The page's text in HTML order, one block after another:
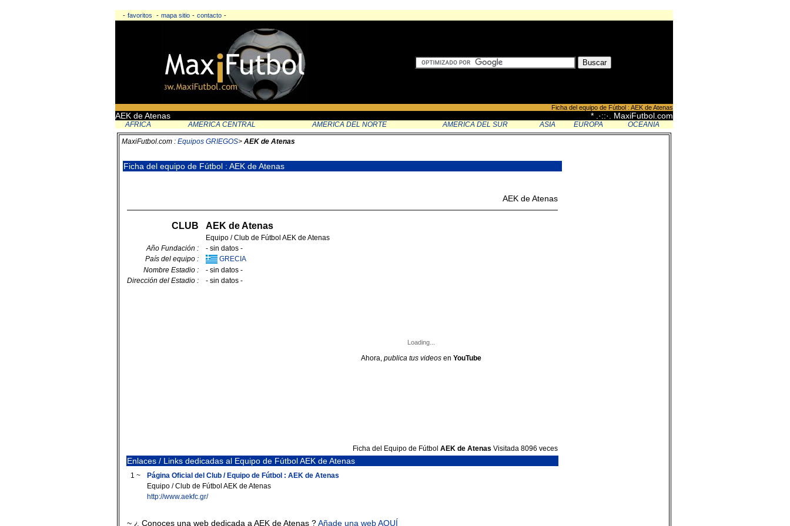
- favoritos - mapa sitio - contacto -
Ficha del equipo de Fútbol : AEK de Atenas
AEK de Atenas * .·::·. MaxiFutbol.com
AFRICA AMERICA CENTRAL AMERICA DEL NORTE AMERICA DEL SUR ASIA EUROPA OCEANIA
MaxiFutbol.com : Equipos GRIEGOS> AEK de Atenas
Ficha del equipo de Fútbol : AEK de Atenas
AEK de Atenas
CLUB AEK de Atenas
Equipo / Club de Fútbol AEK de Atenas
Año Fundación :
- sin datos -
País del equipo :
GRECIA
Nombre Estadio :
- sin datos -
Dirección del Estadio :
- sin datos -
Loading...
Ahora, publica tus videosen YouTube
Ficha del Equipo de Fútbol AEK de Atenas Visitada 8096 veces
Enlaces / Links dedicadas al Equipo de Fútbol AEK de Atenas
1 ~
Página Oficial del Club / Equipo de Fútbol : AEK de Atenas
Equipo / Club de Fútbol AEK de Atenas
http://www.aekfc.gr/
~ ¿ Conoces una web dedicada a AEK de Atenas ?Añade una web AQUÍ